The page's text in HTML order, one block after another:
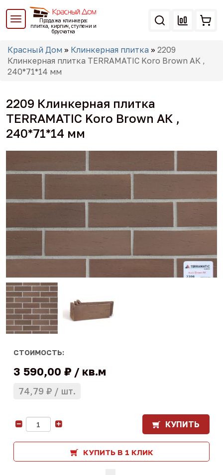
Перейти
основному
Продажа клинкера:
плитка, кирпич, ступени и
брусчатка
Вы
здесь
Красный Дом » Клинкерная плитка » 2209
Клинкерная плитка TERRAMATIC Koro Brown АК ,
240*71*14 мм
2209 Клинкерная плитка
TERRAMATIC Koro Brown АК ,
240*71*14 мм
СТОИМОСТЬ:
3 590,00 ₽ кв.м
74,79 ₽ шт.
КУПИТЬ
КУПИТЬ В 1 КЛИК